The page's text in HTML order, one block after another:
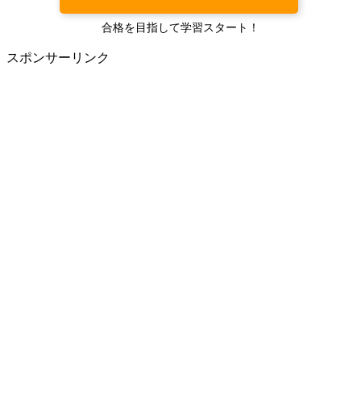
合格を目指して学習スタート！
スポンサーリンク